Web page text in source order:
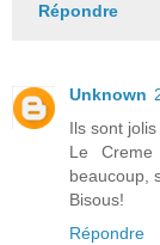
Répondre
Unknown
Ils sont
Le
beaucoup,
Bisous!
Répondre